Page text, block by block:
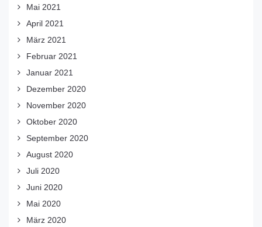
Mai 2021
April 2021
März 2021
Februar 2021
Januar 2021
Dezember 2020
November 2020
Oktober 2020
September 2020
August 2020
Juli 2020
Juni 2020
Mai 2020
März 2020